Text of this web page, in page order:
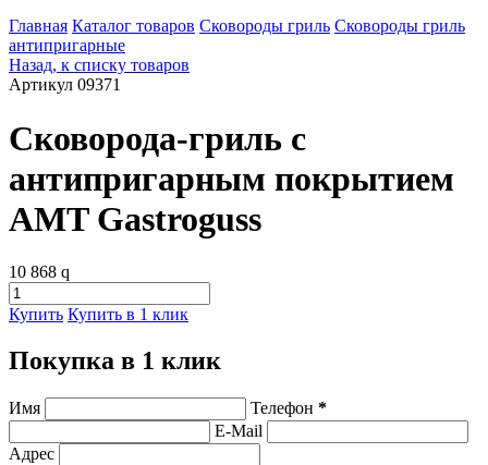
Главная Каталог товаров Сковороды гриль Сковороды гриль
антипригарные
Назад, к списку товаров
Артикул 09371
Сковорода-гриль с
антипригарным покрытием
AMT Gastroguss
10 868 q
Купить Купить в 1 клик
Покупка в 1 клик
Имя Телефон *
E-Mail
Адрес